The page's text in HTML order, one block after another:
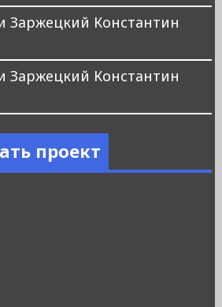
Заржецкий Константин
Заржецкий Константин
проект